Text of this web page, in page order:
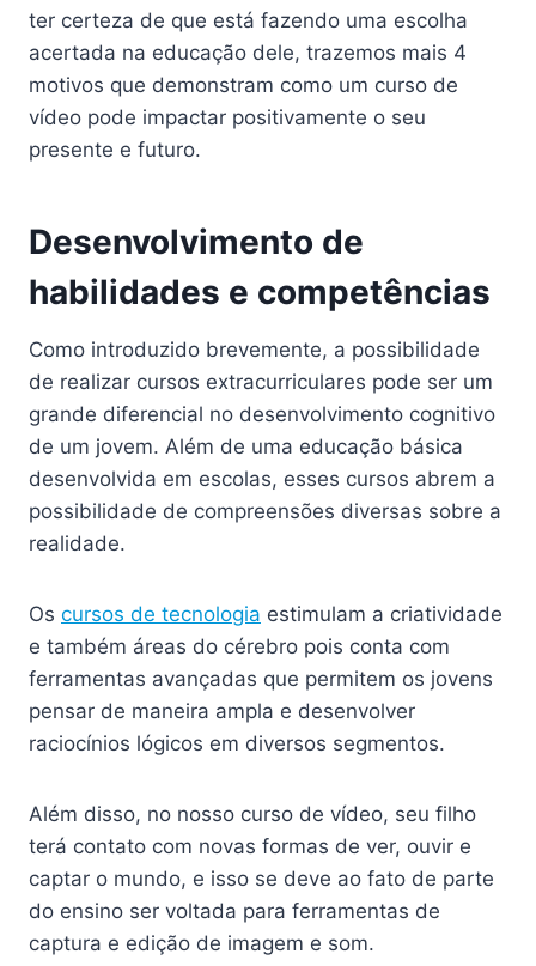
ter certeza de que está fazendo uma escolha
acertada na educação dele, trazemos mais 4
motivos que demonstram como um curso de
vídeo pode impactar positivamente o seu
presente e futuro.
Desenvolvimento de
habilidades e competências
Como introduzido brevemente, a possibilidade
de realizar cursos extracurriculares pode ser um
grande diferencial no desenvolvimento cognitivo
de um jovem. Além de uma educação básica
desenvolvida em escolas, esses cursos abrem a
possibilidade de compreensões diversas sobre a
realidade.
Os cursos de tecnologia estimulam a criatividade
e também áreas do cérebro pois conta com
ferramentas avançadas que permitem os jovens
pensar de maneira ampla e desenvolver
raciocínios lógicos em diversos segmentos.
Além disso, no nosso curso de vídeo, seu filho
terá contato com novas formas de ver, ouvir e
captar o mundo, e isso se deve ao fato de parte
do ensino ser voltada para ferramentas de
captura e edição de imagem e som.